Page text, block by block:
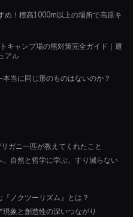
め！標高1000m以上の場所で高原キ
キャンプ場の熊対策完全ガイド｜遭
アル
当に同じ形のものはないのか？
ガニ一匹が教えてくれたこと
自然と哲学に学ぶ、すり減らない
ノクツーリズム』とは？
現象と創造性の深いつながり